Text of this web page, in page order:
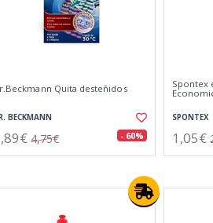
Quita desteñidos
BECKMANN
4,75€ - 60%
Spontex
SPONTEX
1,05€